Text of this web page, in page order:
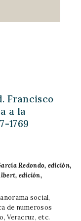
Francisco
a la
1769
Redondo, edición,
edición,
social,
de numerosos
Veracruz, etc.